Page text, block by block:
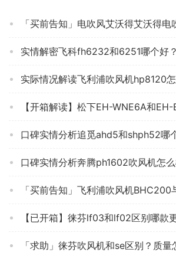
实情解密飞科fh6232和6251哪个好
「求助」徕芬吹风机和se区别？质